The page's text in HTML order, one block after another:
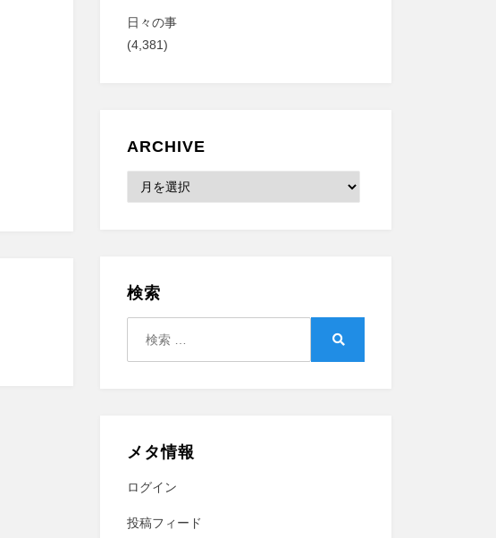
日々の事
(4,381)
ARCHIVE
Archive
検索
メタ情報
ログイン
投稿フィード